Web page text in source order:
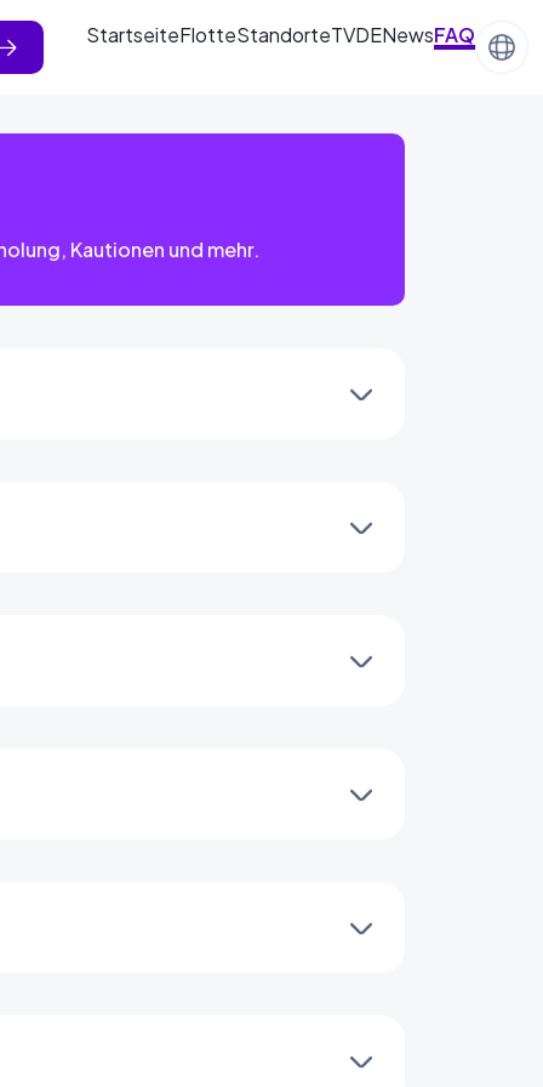
StartseiteFlotteStandorteTVDENewsFAQ
Kautionen und mehr.